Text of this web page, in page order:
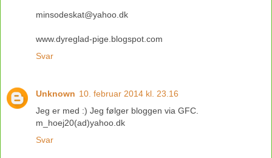
minsodeskat@yahoo.dk
www.dyreglad-pige.blogspot.com
Svar
Unknown 10. februar 2014 kl. 23.16
Jeg er med :) Jeg følger bloggen via GFC.
m_hoej20(ad)yahoo.dk
Svar